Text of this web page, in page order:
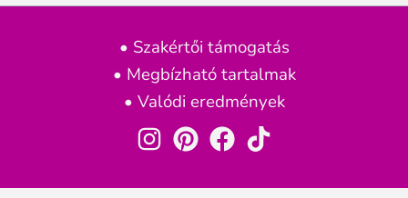
• Szakértői támogatás
• Megbízható tartalmak
• Valódi eredmények